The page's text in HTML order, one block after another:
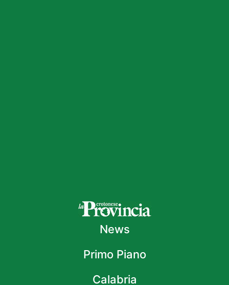
News
Primo Piano
Calabria